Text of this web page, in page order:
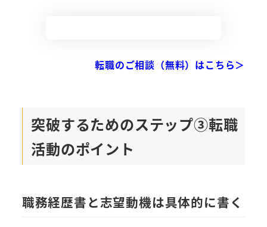
転職のご相談（無料）はこちら＞
突破するためのステップ③転職
活動のポイント
職務経歴書と志望動機は具体的に書く